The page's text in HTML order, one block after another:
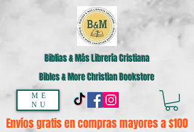
ME
NU
Biblias & Más Librería Cristiana
Bibles & More Christian Bookstore
Envíos gratis en compras mayores a $100